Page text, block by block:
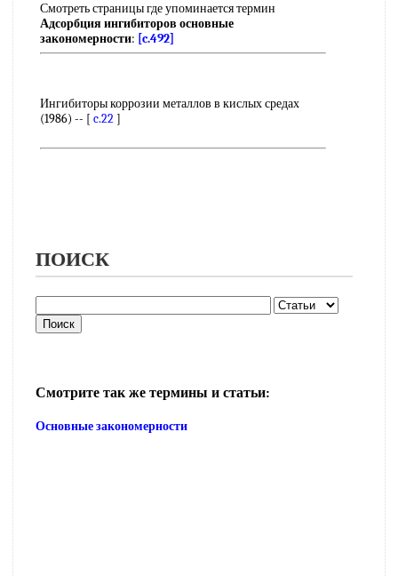
Смотреть страницы где упоминается термин
Адсорбция ингибиторов основные
закономерности: [c.492]
Ингибиторы коррозии металлов в кислых средах
(1986) -- [ c.22]
ПОИСК
Смотрите так же термины и статьи:
Основные закономерности